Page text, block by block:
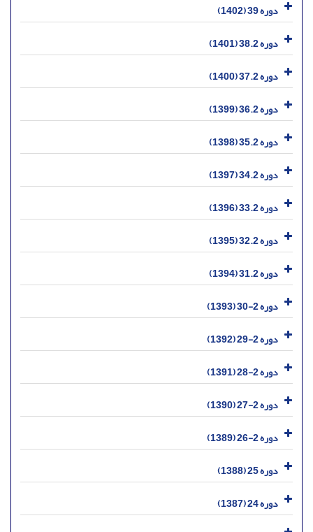
دوره 39 (1402)
دوره 38.2 (1401)
دوره 37.2 (1400)
دوره 36.2 (1399)
دوره 35.2 (1398)
دوره 34.2 (1397)
دوره 33.2 (1396)
دوره 32.2 (1395)
دوره 31.2 (1394)
دوره 2-30 (1393)
دوره 2-29 (1392)
دوره 2-28 (1391)
دوره 2-27 (1390)
دوره 2-26 (1389)
دوره 25 (1388)
دوره 24 (1387)